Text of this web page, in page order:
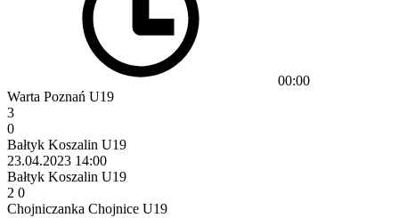
00:00
Warta Poznań U19
3
0
Bałtyk Koszalin U19
23.04.2023 14:00
Bałtyk Koszalin U19
2 0
Chojniczanka Chojnice U19